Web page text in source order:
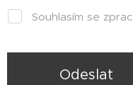
Souhlasím se
Odeslat